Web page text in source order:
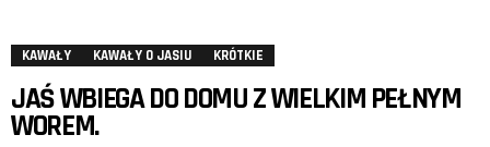
KAWAŁY KAWAŁY O JASIU KRÓTKIE
JAŚ WBIEGA DO DOMU Z WIELKIM PEŁNYM
WOREM.